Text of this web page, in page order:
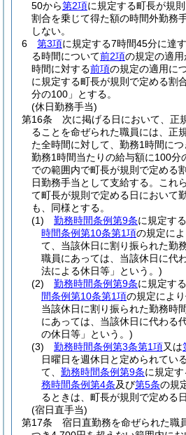
50から第2項に規定する町長が規
割合を乗じて得た額の時間外勤務
しない。
6
第3項に規定する7時間45分に達
る時間について前2項の規定の適
時間に対する前項の規定の適用に
に規定する町長が規則で定める割
分の100」とする。
(休日勤務手当)
第16条
次に掲げる日において、正
ることを命ぜられた職員には、正
た全時間に対して、勤務1時間につ
勤務1時間当たりの給与額に100分
での範囲内で町長が規則で定める
日勤務手当として支給する。
これ
て町長が規則で定める日において
も、同様とする。
(1)
勤務時間条例第9条に規定す
時間条例第10条第1項の規定に
て、当該休日に割り振られた勤
職員にあっては、当該休日に代
法による休日等」という。)
(2)
勤務時間条例第9条に規定す
間条例第10条第1項の規定によ
当該休日に割り振られた勤務時
にあっては、当該休日に代わる
の休日等」という。)
(3)
勤務時間条例第3条第1項又は
日曜日を週休日と定められてい
て、 勤務時間条例第9条に規定
務時間条例第4条及び第5条の規
るときは、町長が規則で定める日
(宿日直手当)
第17条
宿日直勤務を命ぜられた職